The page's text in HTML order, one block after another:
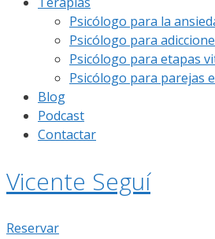
Psicólogo para la
Psicólogo para
Psicólogo para etapas
Psicólogo para parejas
Blog
Podcast
Contactar
Vicente Seguí
Reservar